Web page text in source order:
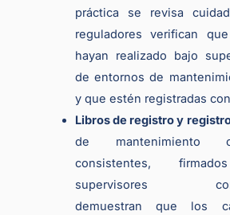
práctica se revisa
reguladores verifican
hayan realizado bajo
de entornos de
y que estén registradas
Libros de registro y
de mantenimiento
consistentes,
supervisores
demuestran que los